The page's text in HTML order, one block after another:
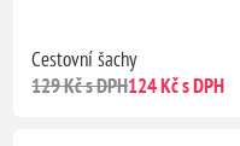
Cestovní šachy
129 Kč s DPH124 Kč s DPH